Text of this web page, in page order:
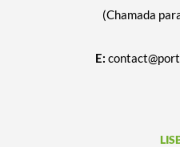
(Chamada
E: